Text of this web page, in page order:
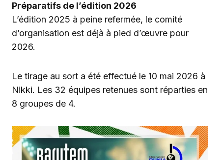
Préparatifs de l’édition 2026
L’édition 2025 à peine refermée, le comité
d’organisation est déjà à pied d’œuvre pour
2026.
Le tirage au sort a été effectué le 10 mai 2026 à
Nikki. Les 32 équipes retenues sont réparties en
8 groupes de 4.